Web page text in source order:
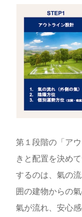
第１段階の「ア
きと配置を決め
するのは、氣の
囲の建物からの
氣が流れ、安心